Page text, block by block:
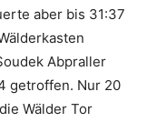
aber bis 31:37
Abpraller
getroffen. Nur 20
Wälder Tor